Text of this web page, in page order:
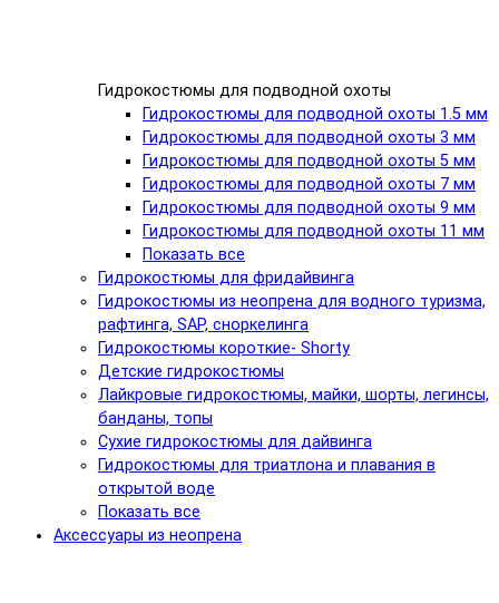
Гидрокостюмы для подводной охоты
Гидрокостюмы для подводной охоты 1.5 мм
Гидрокостюмы для подводной охоты 3 мм
Гидрокостюмы для подводной охоты 5 мм
Гидрокостюмы для подводной охоты 7 мм
Гидрокостюмы для подводной охоты 9 мм
Гидрокостюмы для подводной охоты 11 мм
Показать все
Гидрокостюмы для фридайвинга
Гидрокостюмы из неопрена для водного туризма,
рафтинга, SAP, сноркелинга
Гидрокостюмы короткие- Shorty
Детские гидрокостюмы
Лайкровые гидрокостюмы, майки, шорты, легинсы,
банданы, топы
Сухие гидрокостюмы для дайвинга
Гидрокостюмы для триатлона и плавания в
открытой воде
Показать все
Аксессуары из неопрена